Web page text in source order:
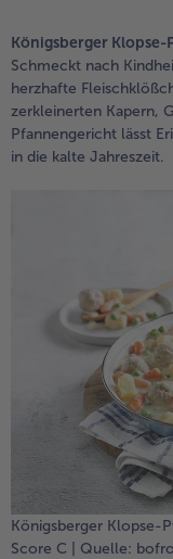
Königsberger Klopse-
Schmeckt nach
herzhafte
zerkleinerten Kapern,
Pfannengericht lässt
in die kalte Jahreszeit.
Königsberger Klopse-
Score C | Quelle: